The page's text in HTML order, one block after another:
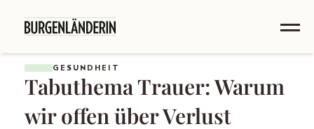
GESUNDHEIT
Tabuthema Trauer: Warum
wir offen über Verlust